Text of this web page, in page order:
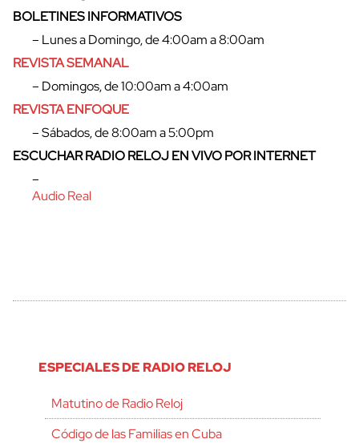
cerrar
BOLETINES INFORMATIVOS
– Lunes a Domingo, de 4:00am a 8:00am
REVISTA SEMANAL
– Domingos, de 10:00am a 4:00am
REVISTA ENFOQUE
– Sábados, de 8:00am a 5:00pm
ESCUCHAR RADIO RELOJ EN VIVO POR INTERNET
–
Audio Real
ESPECIALES DE RADIO RELOJ
Matutino de Radio Reloj
Código de las Familias en Cuba